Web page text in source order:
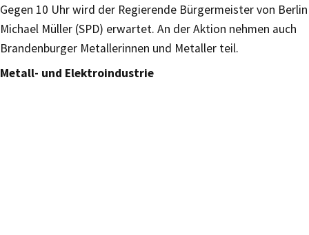
Gegen 10 Uhr wird der Regierende Bürgermeister von Berlin
Michael Müller (SPD) erwartet. An der Aktion nehmen auch
Brandenburger Metallerinnen und Metaller teil.
Metall- und Elektroindustrie